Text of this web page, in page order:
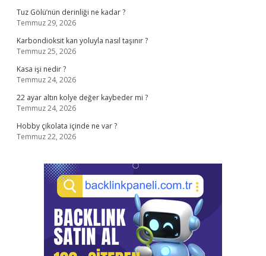
Tuz Gölü’nün derinliği ne kadar ?
Temmuz 29, 2026
Karbondioksit kan yoluyla nasıl taşınır ?
Temmuz 25, 2026
Kasa işi nedir ?
Temmuz 24, 2026
22 ayar altın kolye değer kaybeder mi ?
Temmuz 24, 2026
Hobby çikolata içinde ne var ?
Temmuz 22, 2026